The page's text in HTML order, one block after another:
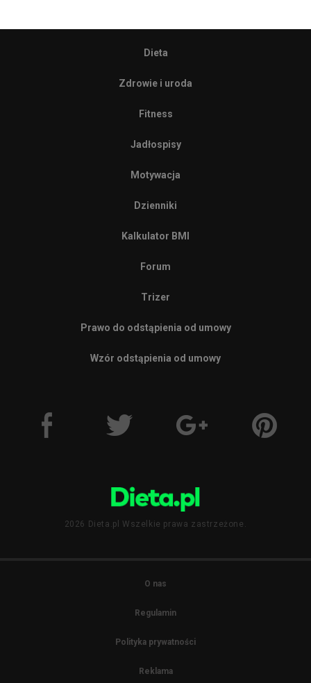
Dieta
Zdrowie i uroda
Fitness
Jadłospisy
Motywacja
Dzienniki
Kalkulator BMI
Forum
Trizer
Prawo do odstąpienia od umowy
Wzór odstąpienia od umowy
2026 Dieta.pl Wszelkie prawa zastrzeżone.
O nas
Regulamin
Polityka prywatności
Reklama